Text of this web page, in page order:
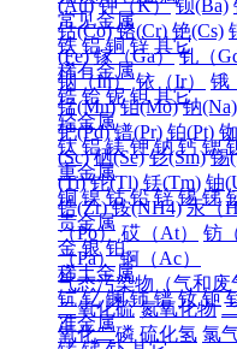
(Au) 钾（K） 钡(Ba)
钴(Co) 铬(Cr) 铯(Cs)
(Fe) 镓（Ga） 钆（
铟（In） 铱（Ir） 锇
锰(Mn) 钼(Mo) 钠(Na)
钯(Pd) 镨(Pr) 铂(Pt)
(Sc) 硒(Se) 钐(Sm) 锡
(Ti) 铊(Tl) 铥(Tm) 铀
锆(Zr) 铵(NH4) 汞（
（Po） 砹（At） 钫
（Pa） 锕（Ac）
气态污染物（气和废
二氧化硫 氮氧化物
氧化二磷 硫化氢 氯
常见金属
铁 铝 铜 锌 其它
稀有金属
锆 铪 铌 钽 其它
轻金属
钛 铝 镁 钾 钠 钙 锶
重金属
铜 镍 钴 铅 锌 锡 锑
贵金属
金 银 铂
稀土金属
钪 钇 镧 铈 镨 钕 钷
准金属